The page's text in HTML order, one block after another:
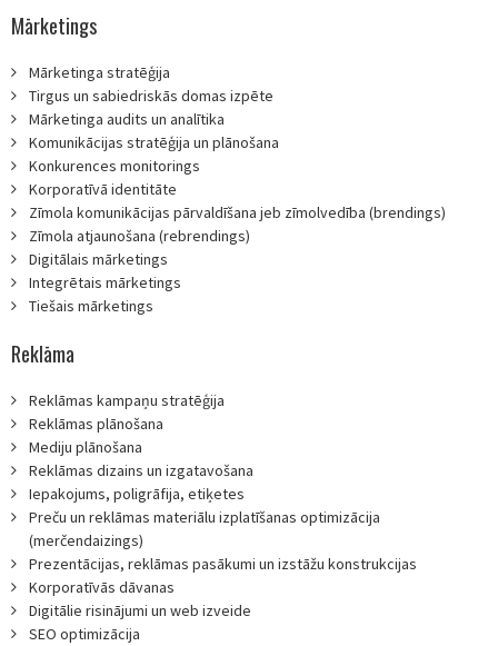
Mārketings
Mārketinga stratēģija
Tirgus un sabiedriskās domas izpēte
Mārketinga audits un analītika
Komunikācijas stratēģija un plānošana
Konkurences monitorings
Korporatīvā identitāte
Zīmola komunikācijas pārvaldīšana jeb zīmolvedība (brendings)
Zīmola atjaunošana (rebrendings)
Digitālais mārketings
Integrētais mārketings
Tiešais mārketings
Reklāma
Reklāmas kampaņu stratēģija
Reklāmas plānošana
Mediju plānošana
Reklāmas dizains un izgatavošana
Iepakojums, poligrāfija, etiķetes
Preču un reklāmas materiālu izplatīšanas optimizācija
(merčendaizings)
Prezentācijas, reklāmas pasākumi un izstāžu konstrukcijas
Korporatīvās dāvanas
Digitālie risinājumi un web izveide
SEO optimizācija